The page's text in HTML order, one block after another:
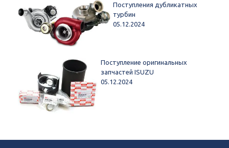
Поступления дубликатных
турбин
05.12.2024
Поступление оригинальных
запчастей ISUZU
05.12.2024